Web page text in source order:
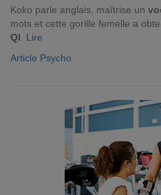
Koko parle anglais, maîtrise un
mots et cette gorille femelle a
QI
Lire
Article Psycho